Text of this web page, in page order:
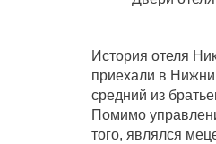
История отеля
приехали в
средний из
Помимо
того, являлся